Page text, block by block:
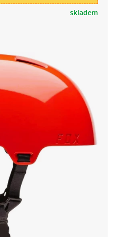
skladem